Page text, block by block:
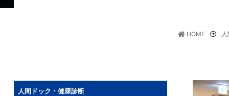
HOME
人間ドック・健康診断